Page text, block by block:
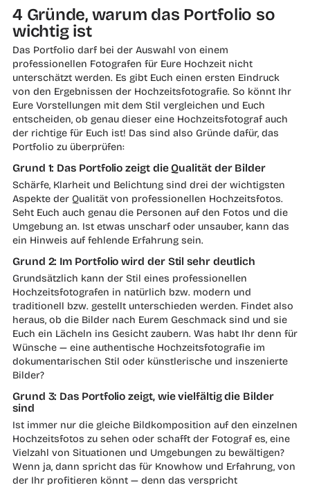
4 Gründe, warum das Portfolio so
wichtig ist
Das Portfolio darf bei der Auswahl von einem
professionellen Fotografen für Eure Hochzeit nicht
unterschätzt werden. Es gibt Euch einen ersten Eindruck
von den Ergebnissen der Hochzeitsfotografie. So könnt Ihr
Eure Vorstellungen mit dem Stil vergleichen und Euch
entscheiden, ob genau dieser eine Hochzeitsfotograf auch
der richtige für Euch ist! Das sind also Gründe dafür, das
Portfolio zu überprüfen:
Grund 1: Das Portfolio zeigt die Qualität der Bilder
Schärfe, Klarheit und Belichtung sind drei der wichtigsten
Aspekte der Qualität von professionellen Hochzeitsfotos.
Seht Euch auch genau die Personen auf den Fotos und die
Umgebung an. Ist etwas unscharf oder unsauber, kann das
ein Hinweis auf fehlende Erfahrung sein.
Grund 2: Im Portfolio wird der Stil sehr deutlich
Grundsätzlich kann der Stil eines professionellen
Hochzeitsfotografen in natürlich bzw. modern und
traditionell bzw. gestellt unterschieden werden. Findet also
heraus, ob die Bilder nach Eurem Geschmack sind und sie
Euch ein Lächeln ins Gesicht zaubern. Was habt Ihr denn für
Wünsche — eine authentische Hochzeitsfotografie im
dokumentarischen Stil oder künstlerische und inszenierte
Bilder?
Grund 3: Das Portfolio zeigt, wie vielfältig die Bilder
sind
Ist immer nur die gleiche Bildkomposition auf den einzelnen
Hochzeitsfotos zu sehen oder schafft der Fotograf es, eine
Vielzahl von Situationen und Umgebungen zu bewältigen?
Wenn ja, dann spricht das für Knowhow und Erfahrung, von
der Ihr profitieren könnt — denn das verspricht